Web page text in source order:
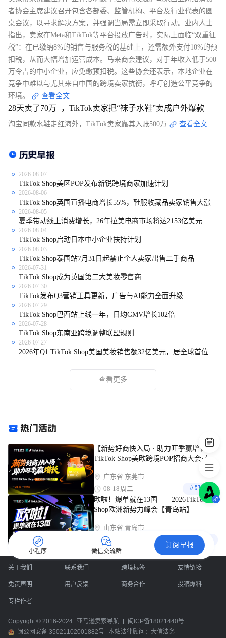
者协会主席建议召开包含各部委、监管机构、平台及行业代表的圆
桌会议，以寻求解决方案，并强调当局需立即采取行动。业内人士
指出，卖家在Meta和TikTok等平台投放广告时，实际上面临“双重征
税”：在已缴纳8%的销售与服务税的基础上，还需额外支付10%的预
扣税，从而大幅增加运营成本。马来商会建议，对于年收入低于500
万令吉的中小企业，应免缴预扣税。这些协会还表示，本地企业在
竞争中难以与尤其来自中国的跨境卖家抗衡，呼吁创造公平竞争的
环境。
查看全文
28天卖了70万+，TikTok卖家把“袜子水鞋”卖成户外爆款
淘宝同款水鞋走红海外，TikTok卖家靠其入账500万 查看全文
2026-08-07
TikTok Shop美区POP发布新锐跨境商家加速计划
2026-08-06
TikTok Shop英国直播电商增长55%，鞋服收藏品卖家销售大涨
2026-08-05
夏季带动线上消费增长，26年拉美电商市场将达2153亿美元
2026-08-04
TikTok Shop启动日本中小企业扶持计划
2026-08-03
TikTok Shop泰国站7月31日起禁止个人卖家出售二手商品
2026-07-31
TikTok Shop成为英国第二大美妆零售商
2026-07-30
TikTok发布Q3营销工具更新，广告与AI能力全面升级
2026-07-29
TikTok Shop巴西站上线一年，日均GMV增长102倍
2026-07-28
TikTok Shop东南亚跨境调整联盟规则
2026-07-27
2026年Q1 TikTok Shop美国美妆销售额32亿美元，居全球首位
查看更多
【新势好商快入局 · 助力旺季赢增长】
TikTok Shop美欧跨境POP招商大会·东莞
广东省 东莞市
08-18 周二 立即报名
欧啦！爆单就在13国——2026TikTok
Shop欧洲新势力峰会【青岛站】
山东省 青岛市
08-13
立即报名
小程序
微信交流群
订阅早报
关于我们 联系我们 跨境标签 友情链接
免责声明 用户反馈 商务合作 投稿爆料
专栏作者
Copyright © 2016-2024 亚马逊卖家导航
闽ICP备18021440号
闽公网安备 35021102001882号
本站法律顾问：大信法务